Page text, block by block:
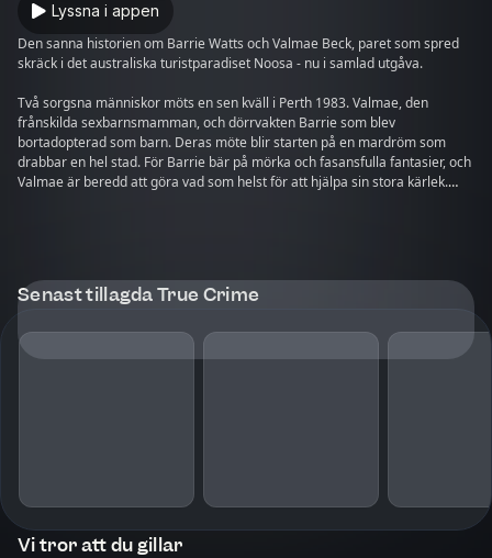
Lyssna i appen
Den sanna historien om Barrie Watts och Valmae Beck, paret som spred
skräck i det australiska turistparadiset Noosa - nu i samlad utgåva.
Två sorgsna människor möts en sen kväll i Perth 1983. Valmae, den
frånskilda sexbarnsmamman, och dörrvakten Barrie som blev
bortadopterad som barn. Deras möte blir starten på en mardröm som
drabbar en hel stad. För Barrie bär på mörka och fasansfulla fantasier, och
Valmae är beredd att göra vad som helst för att hjälpa sin stora kärlek.
kriminella historia - då som nu.
Senast tillagda True Crime
Vi tror att du gillar